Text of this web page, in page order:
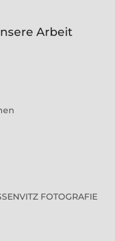
Arbeit
FOTOGRAFIE